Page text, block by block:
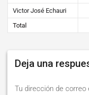
Victor José Echauri
Total
Deja una
Tu dirección de